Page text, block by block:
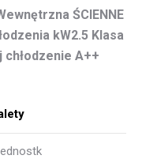
ŚCIENNE
kW2.5 Klasa
A++